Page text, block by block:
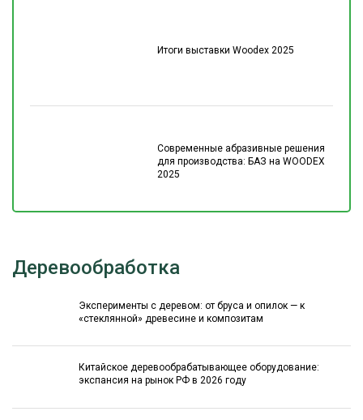
Итоги выставки Woodex 2025
Современные абразивные решения
для производства: БАЗ на WOODEX
2025
Деревообработка
Эксперименты с деревом: от бруса и опилок — к
«стеклянной» древесине и композитам
Китайское деревообрабатывающее оборудование:
экспансия на рынок РФ в 2026 году